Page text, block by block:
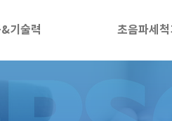
기술력 초음파세